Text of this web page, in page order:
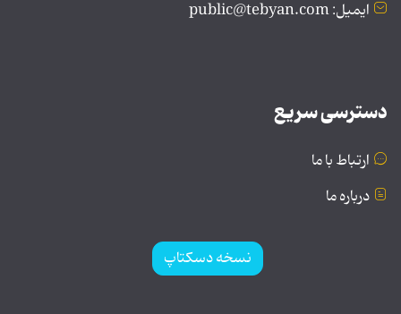
ایمیل: public@tebyan.com
دسترسی سریع
ارتباط با ما
درباره ما
نسخه دسکتاپ